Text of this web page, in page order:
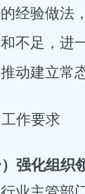
经验做法
不足，进
动建立常
作要求
）强化组织